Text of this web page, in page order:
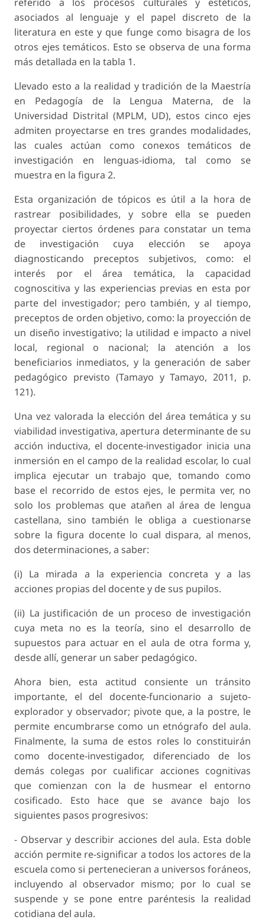
asociados al lenguaje y el papel discreto de la
literatura en este y que funge como bisagra de los
otros ejes temáticos. Esto se observa de una forma
más detallada en la tabla 1.
Llevado esto a la realidad y tradición de la Maestría
en Pedagogía de la Lengua Materna, de la
Universidad Distrital (MPLM, UD), estos cinco ejes
admiten proyectarse en tres grandes modalidades,
las cuales actúan como conexos temáticos de
investigación en lenguas-idioma, tal como se
muestra en la figura 2.
Esta organización de tópicos es útil a la hora de
rastrear posibilidades, y sobre ella se pueden
proyectar ciertos órdenes para constatar un tema
de investigación cuya elección se apoya
diagnosticando preceptos subjetivos, como: el
interés por el área temática, la capacidad
cognoscitiva y las experiencias previas en esta por
parte del investigador; pero también, y al tiempo,
preceptos de orden objetivo, como: la proyección de
un diseño investigativo; la utilidad e impacto a nivel
local, regional o nacional; la atención a los
beneficiarios inmediatos, y la generación de saber
pedagógico previsto (Tamayo y Tamayo, 2011, p.
121).
Una vez valorada la elección del área temática y su
viabilidad investigativa, apertura determinante de su
acción inductiva, el docente-investigador inicia una
inmersión en el campo de la realidad escolar, lo cual
implica ejecutar un trabajo que, tomando como
base el recorrido de estos ejes, le permita ver, no
solo los problemas que atañen al área de lengua
castellana, sino también le obliga a cuestionarse
sobre la figura docente lo cual dispara, al menos,
dos determinaciones, a saber:
(i) La mirada a la experiencia concreta y a las
acciones propias del docente y de sus pupilos.
(ii) La justificación de un proceso de investigación
cuya meta no es la teoría, sino el desarrollo de
supuestos para actuar en el aula de otra forma y,
desde allí, generar un saber pedagógico.
Ahora bien, esta actitud consiente un tránsito
importante, el del docente-funcionario a sujeto-
explorador y observador; pivote que, a la postre, le
permite encumbrarse como un etnógrafo del aula.
Finalmente, la suma de estos roles lo constituirán
como docente-investigador, diferenciado de los
demás colegas por cualificar acciones cognitivas
que comienzan con la de husmearel entorno
cosificado. Esto hace que se avance bajo los
siguientes pasos progresivos:
- Observar y describir acciones del aula. Esta doble
acción permite re-significar a todos los actores de la
escuela como si pertenecieran a universos foráneos,
incluyendo al observador mismo; por lo cual se
suspende y se pone entre paréntesis la realidad
cotidiana del aula.